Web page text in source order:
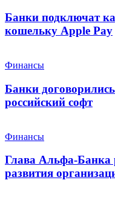
Банки подключат
кошельку Apple Pay
Финансы
Банки
российский софт
Финансы
Глава Альфа-Банка
развития